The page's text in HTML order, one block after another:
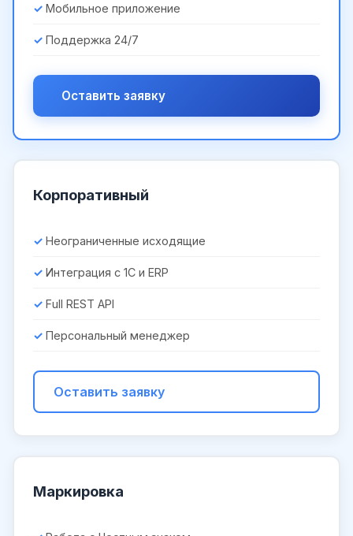
Мобильное приложение
Поддержка 24/7
Оставить заявку
Корпоративный
Неограниченные исходящие
Интеграция с 1С и ERP
Full REST API
Персональный менеджер
Оставить заявку
Маркировка